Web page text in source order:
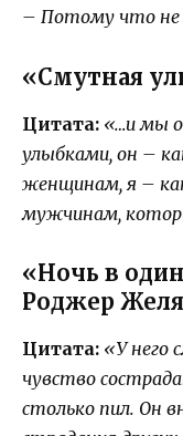
– Потому что не
«Смутная
Цитата: «…и мы
улыбками, он –
женщинам, я –
мужчинам,
«Ночь в
Роджер
Цитата: «У него
чувство
столько пил. Он